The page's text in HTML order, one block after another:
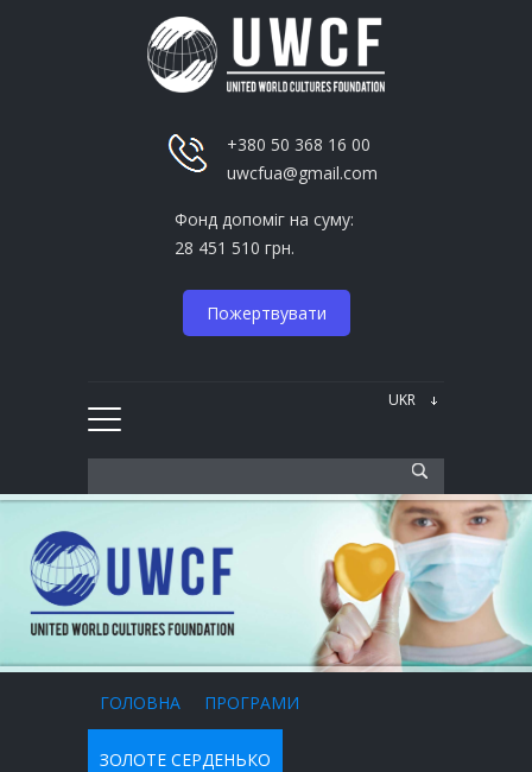
+380 50 368 16 00
uwcfua@gmail.com
Фонд допоміг на суму:
28 451 510 грн.
Пожертвувати
ГОЛОВНА ПРОГРАМИ
ЗОЛОТЕ СЕРДЕНЬКО